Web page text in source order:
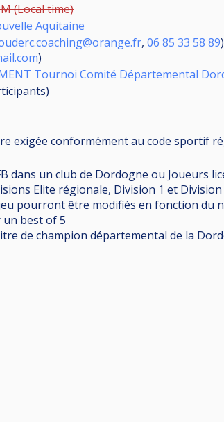
(Local time)
Aquitaine
, 06 85 33 58 89
)
Tournoi Comité Départemental
)
exigée conformément au code sportif
dans un club de Dordogne ou Joueurs
Elite régionale, Division 1 et Division
pourront être modifiés en fonction du
best of 5
de champion départemental de la